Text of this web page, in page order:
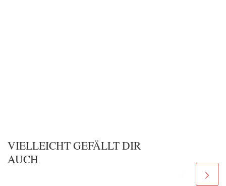
VIELLEICHT GEFÄLLT DIR
AUCH